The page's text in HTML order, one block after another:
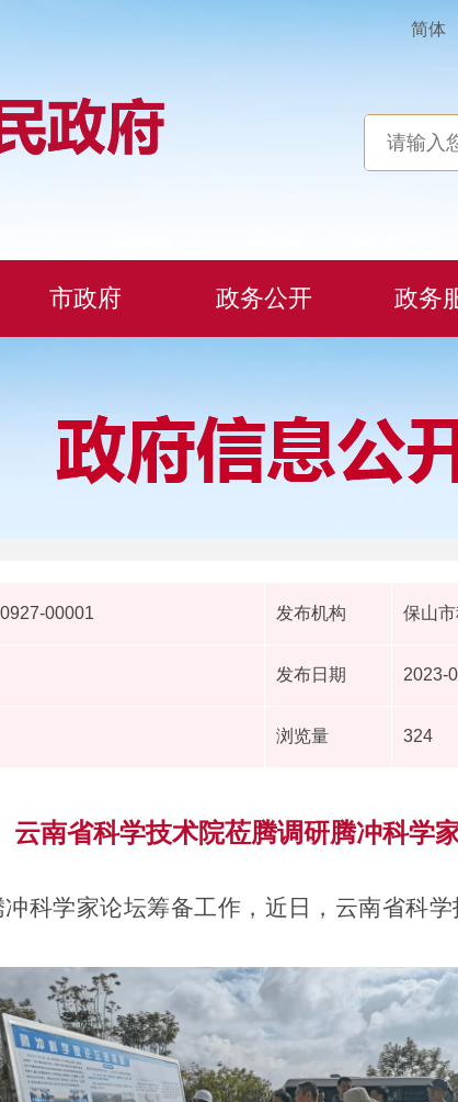
简体
市政府 政务公开 政务
00001 发布机构 保山
发布日期 2023-
浏览量 324
云南省科学技术院莅腾调研腾冲科学
冲科学家论坛筹备工作，近日，云南省科